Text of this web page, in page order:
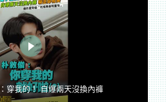
穿我的！ 自爆兩天沒換內褲